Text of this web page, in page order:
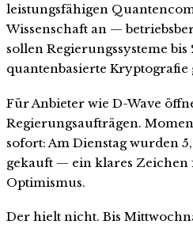
leistungsfähigen
Wissenschaft an —
sollen Regierungssysteme
quantenbasierte Kryptografie
Für Anbieter wie D-Wave
Regierungsaufträgen.
sofort: Am Dienstag wurden
gekauft — ein klares
Optimismus.
Der hielt nicht. Bis